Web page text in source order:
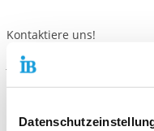
Kontaktiere uns!
E-Mail schreiben